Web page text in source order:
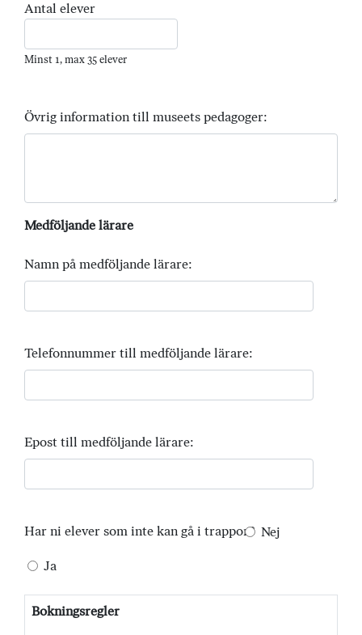
Antal elever
Minst 1, max 35 elever
Övrig information till museets pedagoger:
Medföljande lärare
Namn på medföljande lärare:
Telefonnummer till medföljande lärare:
Epost till medföljande lärare:
Har ni elever som inte kan gå i trappor? Nej
Ja
Bokningsregler